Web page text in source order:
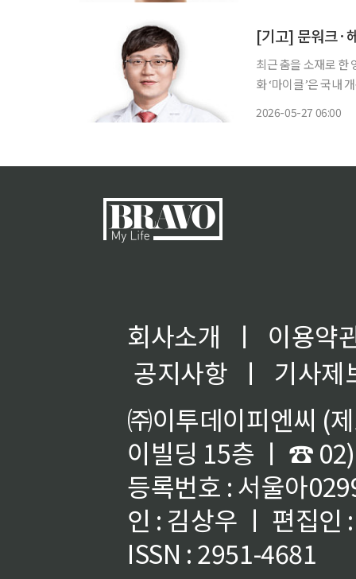
[기고] 문워크·
최근 춤을 소재로 한
화 ‘마이클’은 국내
2026-05-27 06:00
회사소개 ㅣ
이용약
공지사항
ㅣ
기사제
㈜이투데이피엔씨 (
이빌딩 15층 ㅣ ☎
등록번호 : 서울아
인 : 김상우 ㅣ 편집인
ISSN : 2951-4681